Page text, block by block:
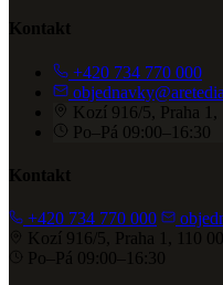
Kontakt
+420 734 770 000
Kozí 916/5, Praha 1,
Po–Pá 09:00–16:30
Kontakt
+420 734 770 000
Kozí 916/5, Praha 1, 110 00
Po–Pá 09:00–16:30